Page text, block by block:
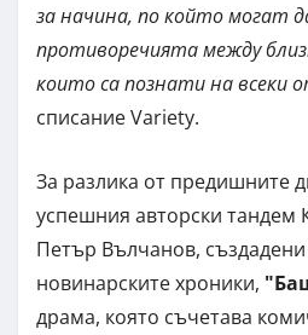
за начина, по който могат
противоречията между
които са познати на всеки
списание Variety.
За разлика от предишните
успешния авторски тандем
Петър Вълчанов,
новинарските хроники,
драма, която съчетава